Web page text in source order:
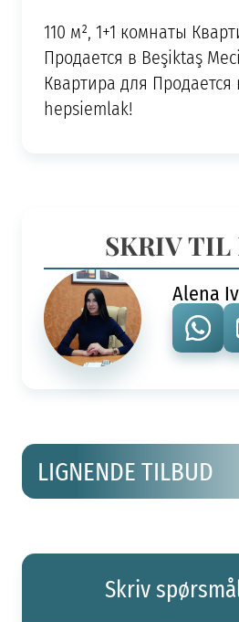
110 м², 1+1 комнаты
Продается в Beşiktaş
Квартира для
hepsiemlak!
SKRIV TIL
Alena
LIGNENDE TILBUD
Skriv